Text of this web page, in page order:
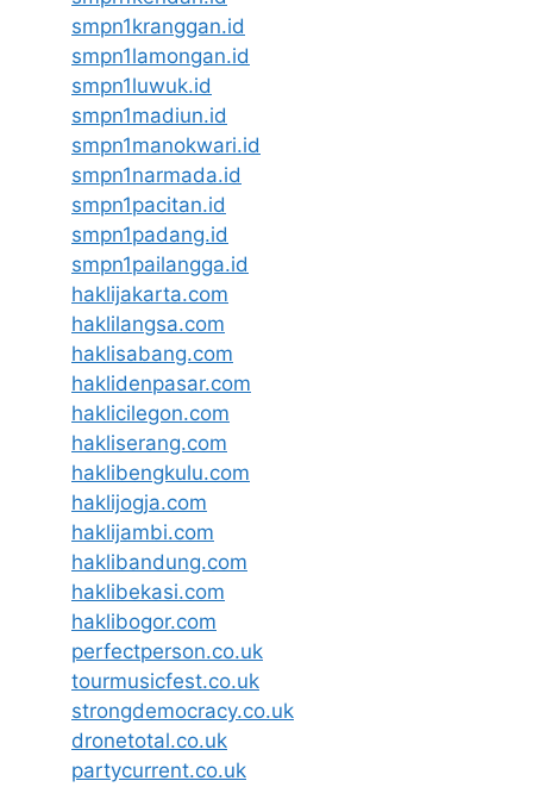
smpn1kranggan.id
smpn1lamongan.id
smpn1luwuk.id
smpn1madiun.id
smpn1manokwari.id
smpn1narmada.id
smpn1pacitan.id
smpn1padang.id
smpn1pailangga.id
haklijakarta.com
haklilangsa.com
haklisabang.com
haklidenpasar.com
haklicilegon.com
hakliserang.com
haklibengkulu.com
haklijogja.com
haklijambi.com
haklibandung.com
haklibekasi.com
haklibogor.com
perfectperson.co.uk
tourmusicfest.co.uk
strongdemocracy.co.uk
dronetotal.co.uk
partycurrent.co.uk